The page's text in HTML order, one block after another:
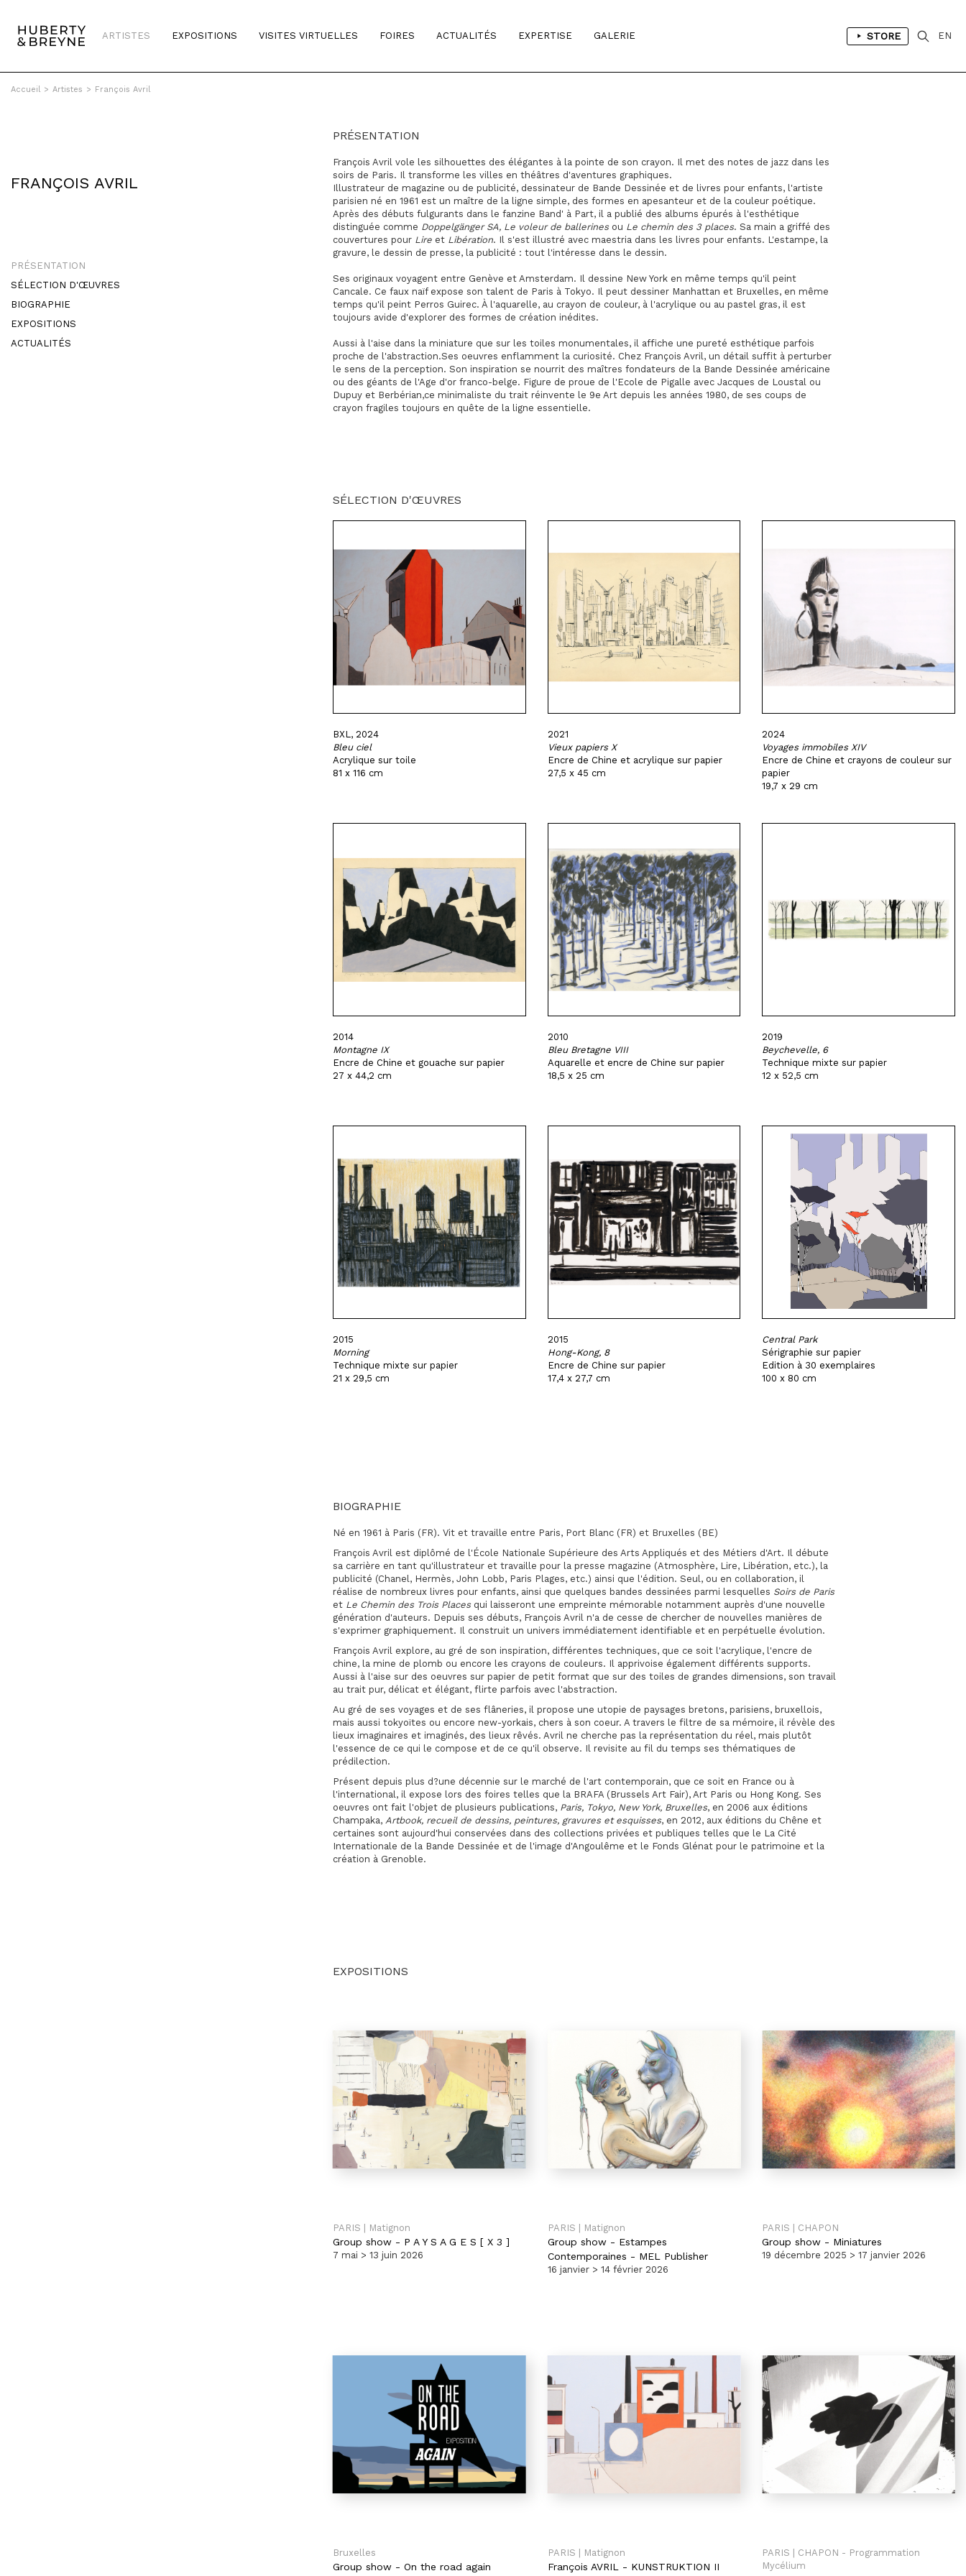
ARTISTES EXPOSITIONS VISITES VIRTUELLES FOIRES ACTUALITÉS EXPERTISE GALERIE STORE EN
Accueil > Artistes > François Avril
FRANÇOIS AVRIL
PRÉSENTATION
SÉLECTION D'ŒUVRES
BIOGRAPHIE
EXPOSITIONS
ACTUALITÉS
PRÉSENTATION
François Avril vole les silhouettes des élégantes à la pointe de son crayon. Il met des notes de jazz dans les
soirs de Paris. Il transforme les villes en théâtres d'aventures graphiques.
Illustrateur de magazine ou de publicité, dessinateur de Bande Dessinée et de livres pour enfants, l'artiste
parisien né en 1961 est un maître de la ligne simple, des formes en apesanteur et de la couleur poétique.
Après des débuts fulgurants dans le fanzine Band' à Part, il a publié des albums épurés à l'esthétique
distinguée comme Doppelgänger SA, Le voleur de ballerinesou Le chemin des 3 places. Sa main a griffé des
couvertures pour Lire et Libération. Il s'est illustré avec maestria dans les livres pour enfants. L'estampe, la
gravure, le dessin de presse, la publicité : tout l'intéresse dans le dessin.
Ses originaux voyagent entre Genève et Amsterdam. Il dessine New York en même temps qu'il peint
Cancale. Ce faux naïf expose son talent de Paris à Tokyo. Il peut dessiner Manhattan et Bruxelles, en même
temps qu'il peint Perros Guirec. À l'aquarelle, au crayon de couleur, à l'acrylique ou au pastel gras, il est
toujours avide d'explorer des formes de création inédites.
Aussi à l'aise dans la miniature que sur les toiles monumentales, il affiche une pureté esthétique parfois
proche de l'abstraction.Ses oeuvres enflamment la curiosité. Chez François Avril, un détail suffit à perturber
le sens de la perception. Son inspiration se nourrit des maîtres fondateurs de la Bande Dessinée américaine
ou des géants de l'Age d'or franco-belge. Figure de proue de l'Ecole de Pigalle avec Jacques de Loustal ou
Dupuy et Berbérian,ce minimaliste du trait réinvente le 9e Art depuis les années 1980, de ses coups de
crayon fragiles toujours en quête de la ligne essentielle.
SÉLECTION D'ŒUVRES
BXL, 2024
Bleu ciel
Acrylique sur toile
81 x 116 cm
2021
Vieux papiers X
Encre de Chine et acrylique sur papier
27,5 x 45 cm
2024
Voyages immobiles XIV
Encre de Chine et crayons de couleur sur
papier
19,7 x 29 cm
2014
Montagne IX
Encre de Chine et gouache sur papier
27 x 44,2 cm
2010
Bleu Bretagne VIII
Aquarelle et encre de Chine sur papier
18,5 x 25 cm
2019
Beychevelle, 6
Technique mixte sur papier
12 x 52,5 cm
2015
Morning
Technique mixte sur papier
21 x 29,5 cm
2015
Hong-Kong, 8
Encre de Chine sur papier
17,4 x 27,7 cm
Central Park
Sérigraphie sur papier
Edition à 30 exemplaires
100 x 80 cm
BIOGRAPHIE
Né en 1961 à Paris (FR). Vit et travaille entre Paris, Port Blanc (FR) et Bruxelles (BE)
François Avril est diplômé de l'École Nationale Supérieure des Arts Appliqués et des Métiers d'Art. Il débute
sa carrière en tant qu'illustrateur et travaille pour la presse magazine (Atmosphère, Lire, Libération, etc.), la
publicité (Chanel, Hermès, John Lobb, Paris Plages, etc.) ainsi que l'édition. Seul, ou en collaboration, il
réalise de nombreux livres pour enfants, ainsi que quelques bandes dessinées parmi lesquelles Soirs de Paris
et Le Chemin des Trois Placesqui laisseront une empreinte mémorable notamment auprès d'une nouvelle
génération d'auteurs. Depuis ses débuts, François Avril n'a de cesse de chercher de nouvelles manières de
s'exprimer graphiquement. Il construit un univers immédiatement identifiable et en perpétuelle évolution.
François Avril explore, au gré de son inspiration, différentes techniques, que ce soit l'acrylique, l'encre de
chine, la mine de plomb ou encore les crayons de couleurs. Il apprivoise également différents supports.
Aussi à l'aise sur des oeuvres sur papier de petit format que sur des toiles de grandes dimensions, son travail
au trait pur, délicat et élégant, flirte parfois avec l'abstraction.
Au gré de ses voyages et de ses flâneries, il propose une utopie de paysages bretons, parisiens, bruxellois,
mais aussi tokyoïtes ou encore new-yorkais, chers à son coeur. A travers le filtre de sa mémoire, il révèle des
lieux imaginaires et imaginés, des lieux rêvés. Avril ne cherche pas la représentation du réel, mais plutôt
l'essence de ce qui le compose et de ce qu'il observe. Il revisite au fil du temps ses thématiques de
prédilection.
Présent depuis plus d?une décennie sur le marché de l'art contemporain, que ce soit en France ou à
l'international, il expose lors des foires telles que la BRAFA (Brussels Art Fair), Art Paris ou Hong Kong. Ses
oeuvres ont fait l'objet de plusieurs publications, Paris, Tokyo, New York, Bruxelles, en 2006 aux éditions
Champaka, Artbook, recueil de dessins, peintures, gravures et esquisses, en 2012, aux éditions du Chêne et
certaines sont aujourd'hui conservées dans des collections privées et publiques telles que le La Cité
Internationale de la Bande Dessinée et de l'image d'Angoulême et le Fonds Glénat pour le patrimoine et la
création à Grenoble.
EXPOSITIONS
PARIS | Matignon
Group show - P A Y S A G E S [ X 3 ]
7 mai > 13 juin 2026
PARIS | Matignon
Group show - Estampes
Contemporaines - MEL Publisher
16 janvier > 14 février 2026
PARIS | CHAPON
Group show - Miniatures
19 décembre 2025 > 17 janvier 2026
Bruxelles
Group show - On the road again
PARIS | Matignon
François AVRIL - KUNSTRUKTION II
PARIS | CHAPON - Programmation
Mycélium